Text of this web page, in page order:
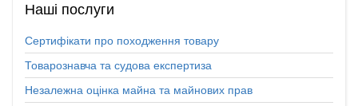
Наші послуги
Сертифікати про походження товару
Товарознавча та судова експертиза
Незалежна оцінка майна та майнових прав